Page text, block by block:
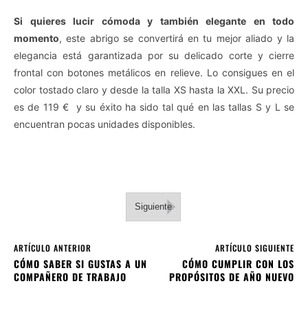
Si quieres lucir cómoda y también elegante en todo
momento, este abrigo se convertirá en tu mejor aliado y la
elegancia está garantizada por su delicado corte y cierre
frontal con botones metálicos en relieve. Lo consigues en el
color tostado claro y desde la talla XS hasta la XXL. Su precio
es de 119 € y su éxito ha sido tal qué en las tallas S y L se
encuentran pocas unidades disponibles.
Siguiente
ARTÍCULO ANTERIOR
CÓMO SABER SI GUSTAS A UN
COMPAÑERO DE TRABAJO
ARTÍCULO SIGUIENTE
CÓMO CUMPLIR CON LOS
PROPÓSITOS DE AÑO NUEVO